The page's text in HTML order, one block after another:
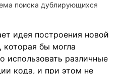
поиска дублирующихся
идея построения новой
бы могла
использовать различные
кода, и при этом не